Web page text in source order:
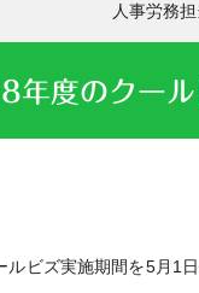
人事労務
年度のクー
ビズ実施期間を5月1